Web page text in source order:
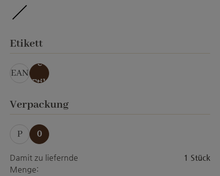
Etikettauswählen
EAN
ohn
e
Etik
ett
Verpackungauswählen
P 0
Damit zu liefernde
Menge:
1 Stück